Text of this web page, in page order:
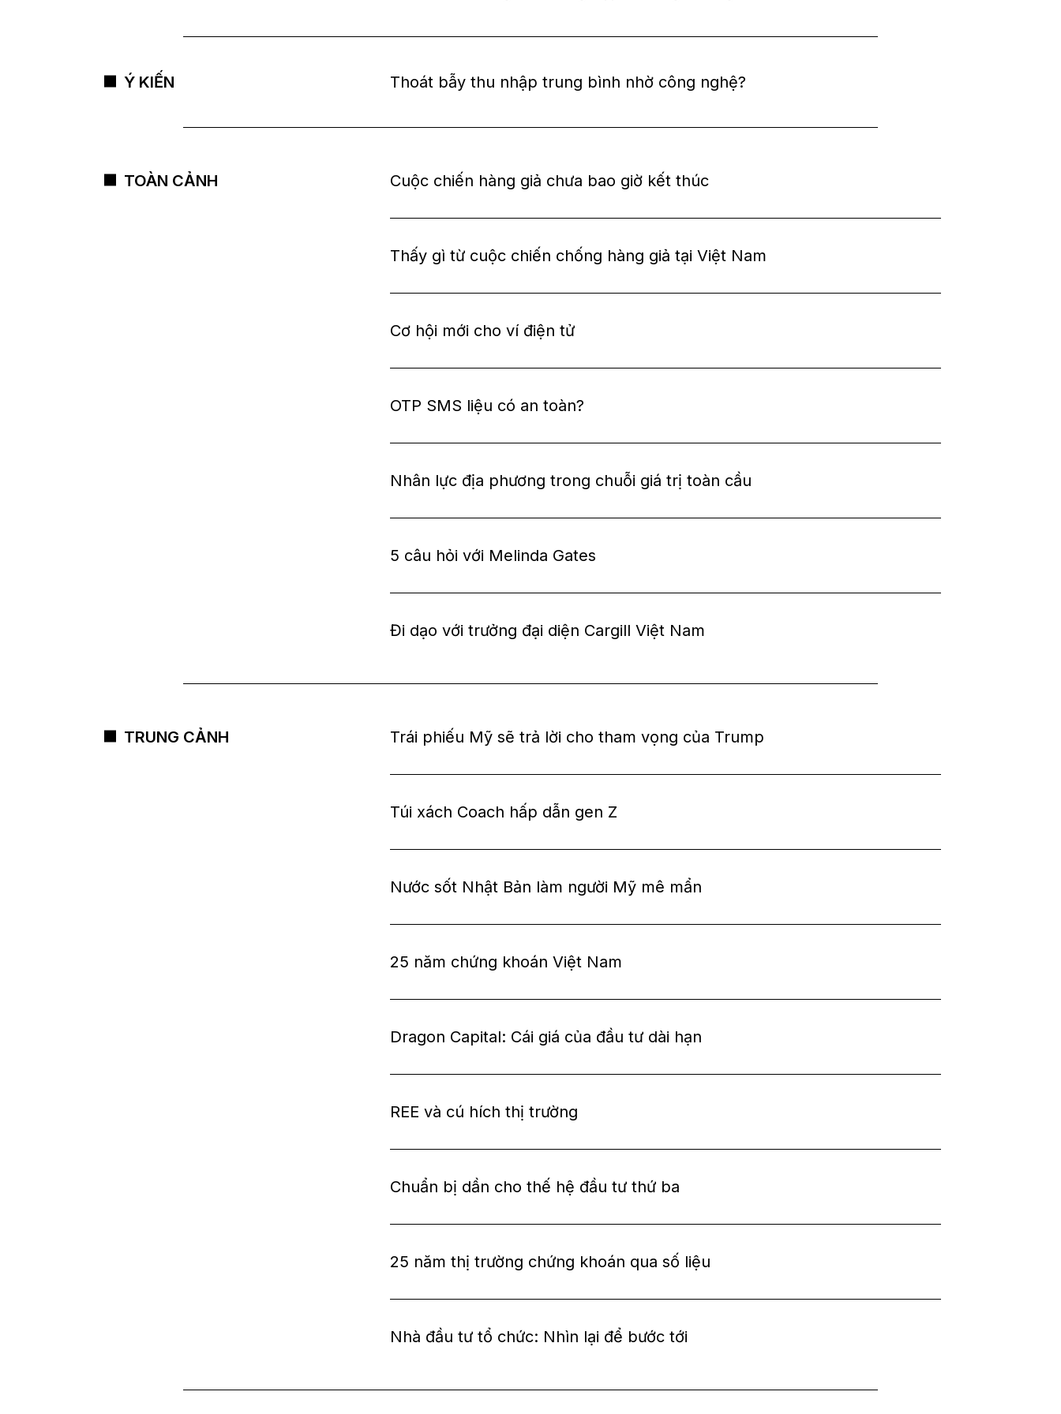
Ý KIẾN Thoát bẫy thu nhập trung bình nhờ công nghệ?
TOÀN CẢNH Cuộc chiến hàng giả chưa bao giờ kết thúc
Thấy gì từ cuộc chiến chống hàng giả tại Việt Nam
Cơ hội mới cho ví điện tử
OTP SMS liệu có an toàn?
Nhân lực địa phương trong chuỗi giá trị toàn cầu
5 câu hỏi với Melinda Gates
Đi dạo với trưởng đại diện Cargill Việt Nam
TRUNG CẢNH Trái phiếu Mỹ sẽ trả lời cho tham vọng của Trump
Túi xách Coach hấp dẫn gen Z
Nước sốt Nhật Bản làm người Mỹ mê mẩn
25 năm chứng khoán Việt Nam
Dragon Capital: Cái giá của đầu tư dài hạn
REE và cú hích thị trường
Chuẩn bị dần cho thế hệ đầu tư thứ ba
25 năm thị trường chứng khoán qua số liệu
Nhà đầu tư tổ chức: Nhìn lại để bước tới